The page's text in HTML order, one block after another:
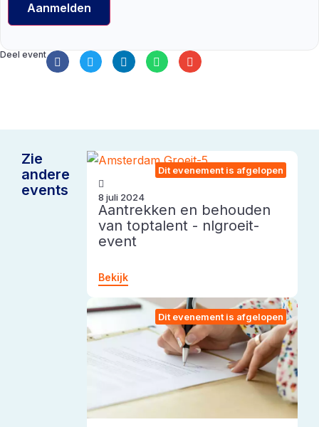
Deel event
Zie
andere
events
Dit evenement is afgelopen
8 juli 2024
Aantrekken en behouden
van toptalent - nlgroeit-
event
Bekijk
Dit evenement is afgelopen